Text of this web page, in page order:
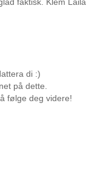
faktisk. Klem Laila
di :)
på dette.
følge deg videre!